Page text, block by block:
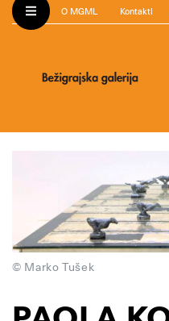
O MGML Kontakti
© Marko Tušek